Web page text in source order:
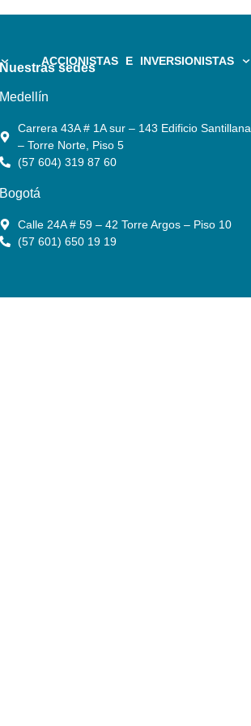
ACCIONISTAS E INVERSIONISTAS
Nuestras sedes
Medellín
Carrera 43A # 1A sur – 143 Edificio Santillana
– Torre Norte, Piso 5
(57 604) 319 87 60
Bogotá
Calle 24A # 59 – 42 Torre Argos – Piso 10
(57 601) 650 19 19